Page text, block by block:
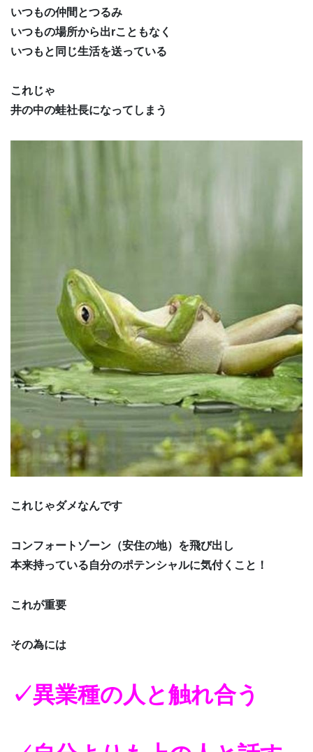
いつもの仲間とつるみ
いつもの場所から出rこともなく
いつもと同じ生活を送っている
これじゃ
井の中の蛙社長になってしまう
これじゃダメなんです
コンフォートゾーン（安住の地）を飛び出し
本来持っている自分のポテンシャルに気付くこと！
これが重要
その為には
✓異業種の人と触れ合う